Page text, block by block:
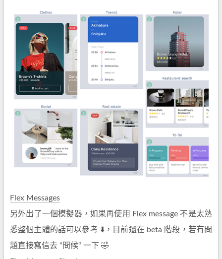
Flex Messages
另外出了一個模擬器，如果再使用 Flex message 不是太熟
悉整個主體的話可以參考 ⬇️，目前還在 beta 階段，若有問
題直接寫信去 “問候“ 一下 🤣